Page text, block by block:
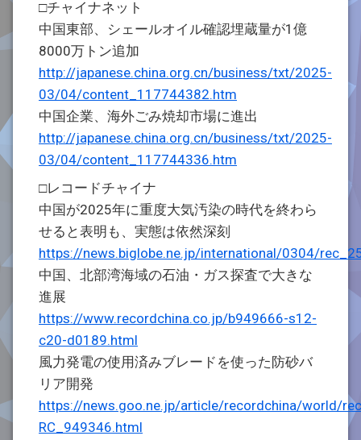
□チャイナネット
中国東部、シェールオイル確認埋蔵量が1億
8000万トン追加
http://japanese.china.org.cn/business/txt/2025-
03/04/content_117744382.htm
中国企業、海外ごみ焼却市場に進出
http://japanese.china.org.cn/business/txt/2025-
03/04/content_117744336.htm
□レコードチャイナ
中国が2025年に重度大気汚染の時代を終わら
せると表明も、実態は依然深刻
https://news.biglobe.ne.jp/international/0304/
中国、北部湾海域の石油・ガス探査で大きな
進展
https://www.recordchina.co.jp/b949666-s12-
c20-d0189.html
風力発電の使用済みブレードを使った防砂バ
リア開発
https://news.goo.ne.jp/article/recordchina/world/
RC_949346.html